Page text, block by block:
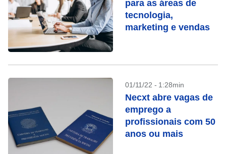
para as áreas de
tecnologia,
marketing e vendas
01/11/22 - 1:28min
Necxt abre vagas de
emprego a
profissionais com 50
anos ou mais